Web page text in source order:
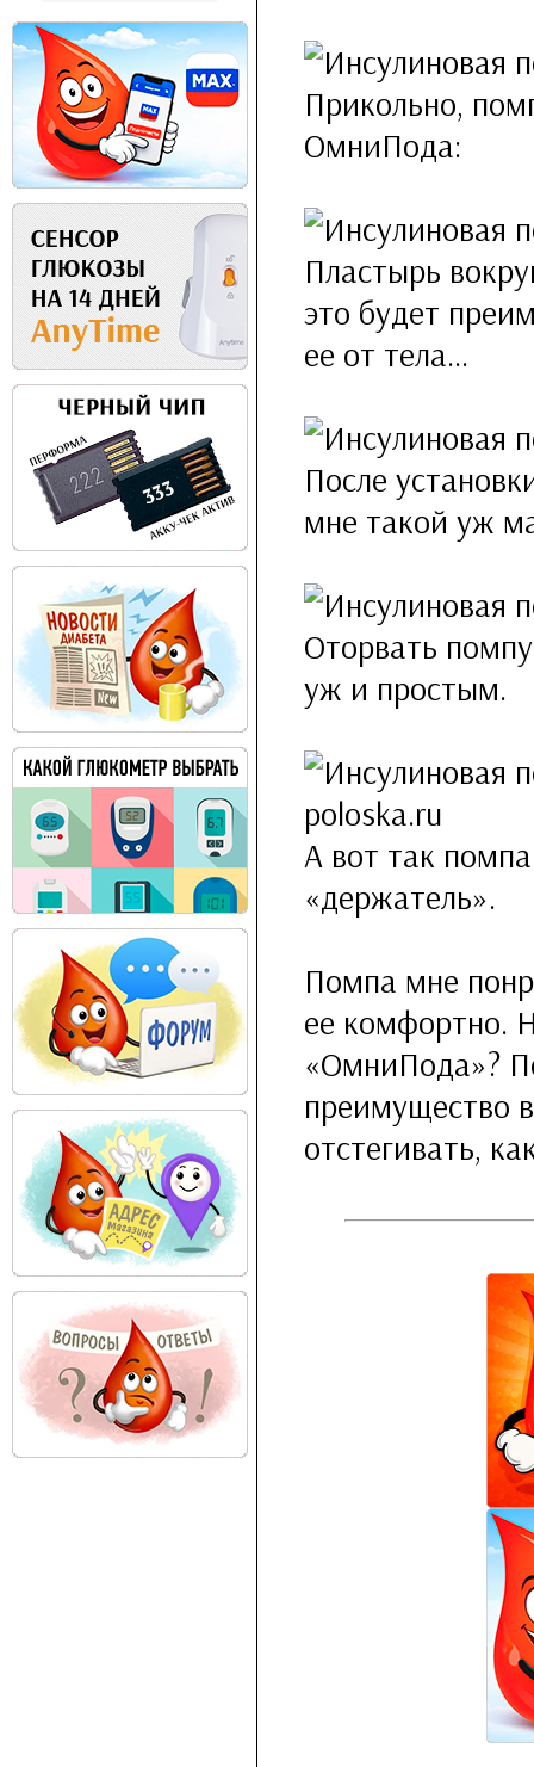
Прикольно,
ОмниПода:
Пластырь
это будет
ее от тела...
После
мне такой уж
Оторвать
уж и простым.
А вот так
«держатель».
Помпа мне
ее комфортно.
«ОмниПода»?
преимущество
отстегивать,